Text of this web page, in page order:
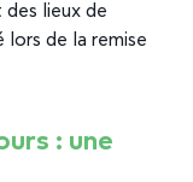
lieux de
de la remise
: une